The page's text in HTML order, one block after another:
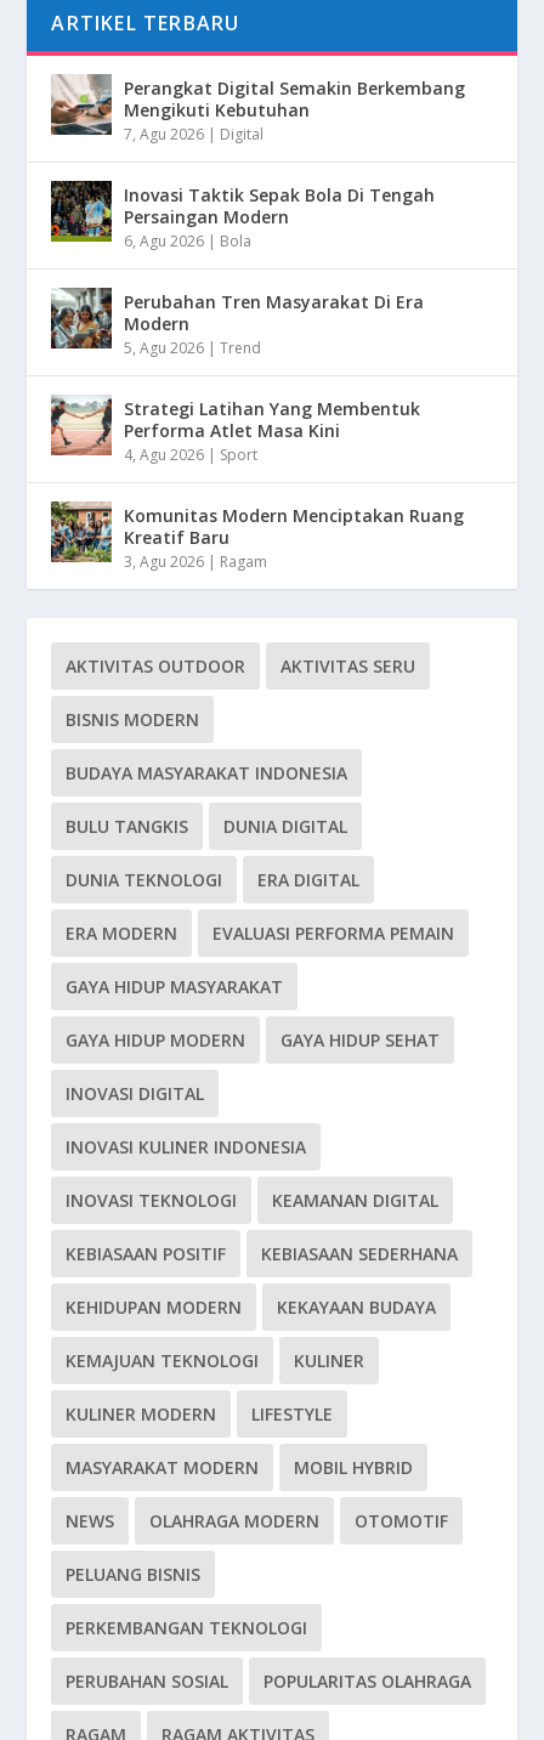
ARTIKEL TERBARU
Perangkat Digital Semakin Berkembang
Mengikuti Kebutuhan
7, Agu 2026 | Digital
Inovasi Taktik Sepak Bola Di Tengah
Persaingan Modern
6, Agu 2026 | Bola
Perubahan Tren Masyarakat Di Era
Modern
5, Agu 2026 |Trend
Strategi Latihan Yang Membentuk
Performa Atlet Masa Kini
4, Agu 2026 | Sport
Komunitas Modern Menciptakan Ruang
Kreatif Baru
3, Agu 2026 | Ragam
AKTIVITAS OUTDOOR AKTIVITAS SERU
BISNIS MODERN
BUDAYA MASYARAKAT INDONESIA
BULU TANGKIS DUNIA DIGITAL
DUNIA TEKNOLOGI ERA DIGITAL
ERA MODERN EVALUASI PERFORMA PEMAIN
GAYA HIDUP MASYARAKAT
GAYA HIDUP MODERN GAYA HIDUP SEHAT
INOVASI DIGITAL
INOVASI KULINER INDONESIA
INOVASI TEKNOLOGI KEAMANAN DIGITAL
KEBIASAAN POSITIF KEBIASAAN SEDERHANA
KEHIDUPAN MODERN KEKAYAAN BUDAYA
KEMAJUAN TEKNOLOGI KULINER
KULINER MODERN LIFESTYLE
MASYARAKAT MODERN MOBIL HYBRID
NEWS OLAHRAGA MODERN OTOMOTIF
PELUANG BISNIS
PERKEMBANGAN TEKNOLOGI
PERUBAHAN SOSIAL POPULARITAS OLAHRAGA
RAGAM RAGAM AKTIVITAS